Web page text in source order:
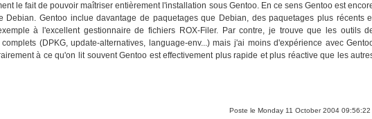
le fait de pouvoir maîtriser entièrement l'installation sous Gentoo. En ce sens Gentoo est
Debian. Gentoo inclue davantage de paquetages que Debian, des paquetages plus récents
à l'excellent gestionnaire de fichiers ROX-Filer. Par contre, je trouve que les outils
(DPKG, update-alternatives, language-env...) mais j'ai moins d'expérience avec
à ce qu'on lit souvent Gentoo est effectivement plus rapide et plus réactive que les
Poste le Monday 11 October 2004 09:56:22